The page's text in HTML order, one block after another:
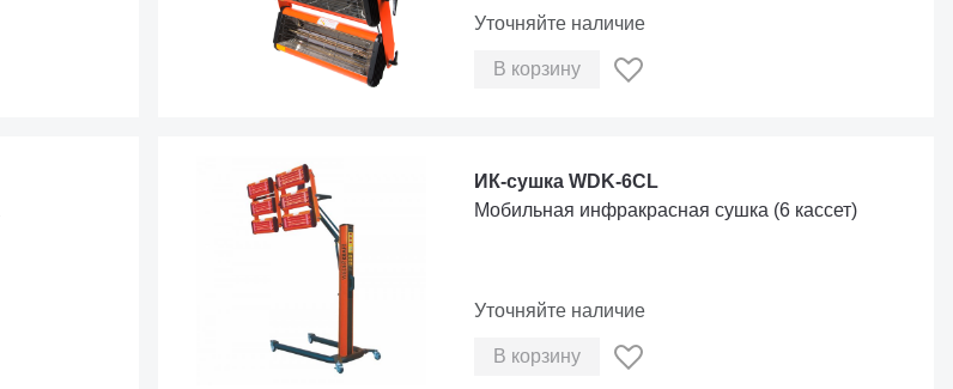
Уточняйте наличие
В корзину
ИК-сушка WDK-6CL
Мобильная инфракрасная сушка (6 кассет)
Уточняйте наличие
В корзину